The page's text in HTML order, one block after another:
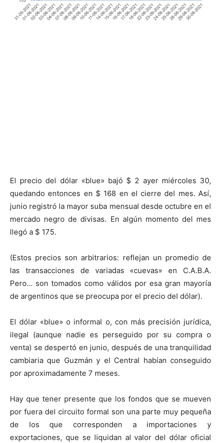
El precio del dólar «blue» bajó $ 2 ayer miércoles 30,
quedando entonces en $ 168 en el cierre del mes. Así,
junio registró la mayor suba mensual desde octubre en el
mercado negro de divisas. En algún momento del mes
llegó a $ 175.
(Estos precios son arbitrarios: reflejan un promedio de
las transacciones de variadas «cuevas» en C.A.B.A.
Pero… son tomados como válidos por esa gran mayoría
de argentinos que se preocupa por el precio del dólar).
El dólar «blue» o informal o, con más precisión jurídica,
ilegal (aunque nadie es perseguido por su compra o
venta) se despertó en junio, después de una tranquilidad
cambiaria que Guzmán y el Central habían conseguido
por aproximadamente 7 meses.
Hay que tener presente que los fondos que se mueven
por fuera del circuito formal son una parte muy pequeña
de los que corresponden a importaciones y
exportaciones, que se liquidan al valor del dólar oficial